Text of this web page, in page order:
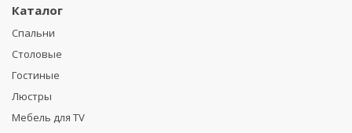
Каталог
Спальни
Столовые
Гостиные
Люстры
Мебель для TV